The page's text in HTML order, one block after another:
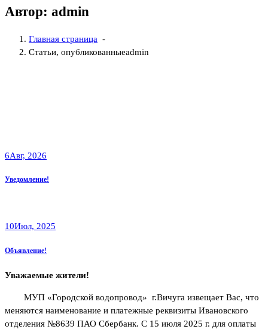
Автор: admin
Главная страница -
Статьи, опубликованныеadmin
6Авг, 2026
Уведомление!
10Июл, 2025
Объявление!
Уважаемые жители!
МУП «Городской водопровод» г.Вичуга извещает Вас, что
меняются наименование и платежные реквизиты Ивановского
отделения №8639 ПАО Сбербанк. С 15 июля 2025 г. для оплаты